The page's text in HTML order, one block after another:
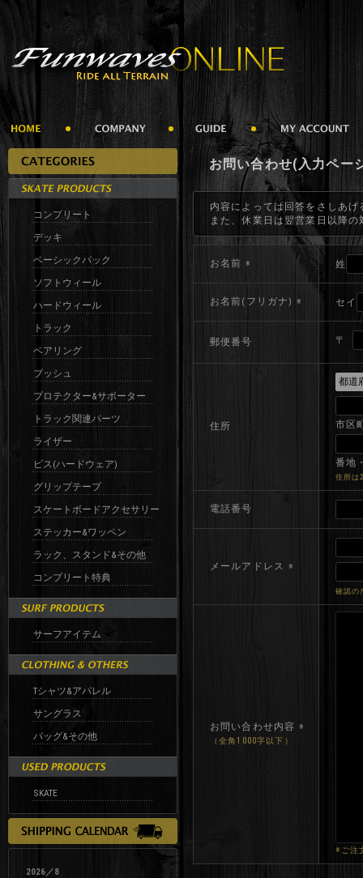
コンプリート
デッキ
ベーシックパック
ソフトウィール
ハードウィール
トラック
ベアリング
ブッシュ
プロテクター&サポーター
トラック関連パーツ
ライザー
ビス(ハードウェア)
グリップテープ
スケートボードアクセサリー
ステッカー&ワッペン
ラック、スタンド&その他
コンプリート特典
サーフアイテム
Tシャツ&アパレル
サングラス
バッグ&その他
SKATE
2026／8
お問い合わせ(入力ペー
内容によっては回答をさしあ
また、休業日は翌営業日以降
お名前 ※ 姓
お名前(フリガナ) ※ セイ
郵便番号 〒
住所 市区
番地
住所は
電話番号
メールアドレス ※
確認の
お問い合わせ内容 ※
（全角1000字以下）
※ご注